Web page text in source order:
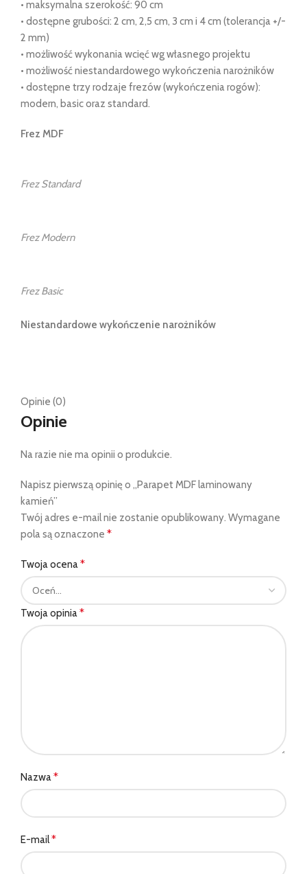
• maksymalna szerokość: 90 cm
• dostępne grubości: 2 cm, 2,5 cm, 3 cm i 4 cm (tolerancja +/-
2 mm)
• możliwość wykonania wcięć wg własnego projektu
• możliwość niestandardowego wykończenia narożników
• dostępne trzy rodzaje frezów (wykończenia rogów):
modern, basic oraz standard.
Frez MDF
Frez Standard
Frez Modern
Frez Basic
Niestandardowe wykończenie narożników
Opinie (0)
Opinie
Na razie nie ma opinii o produkcie.
Napisz pierwszą opinię o „Parapet MDF laminowany
kamień”
Twój adres e-mail nie zostanie opublikowany. Wymagane
pola są oznaczone *
Twoja ocena*
Twoja opinia*
Nazwa*
E-mail*